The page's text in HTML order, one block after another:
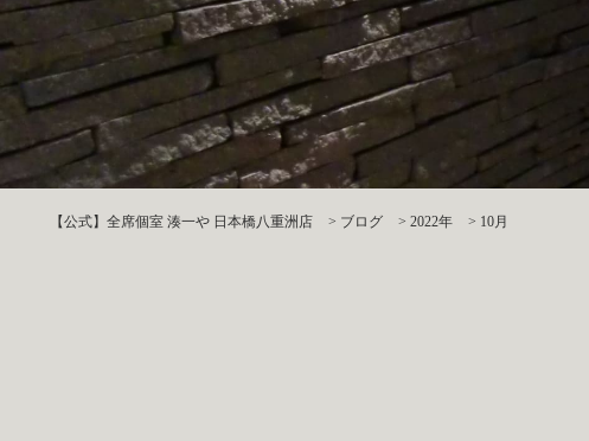
【公式】全席個室 湊一や 日本橋八重洲店 > ブログ > 2022年 > 10月